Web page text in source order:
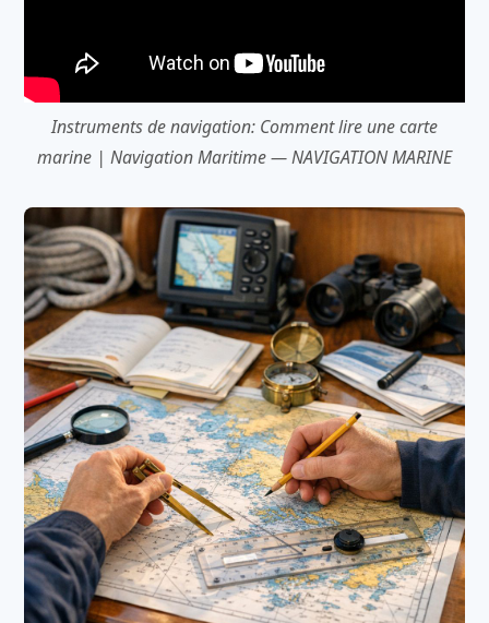
Instruments de navigation: Comment lire une carte
marine | Navigation Maritime — NAVIGATION MARINE